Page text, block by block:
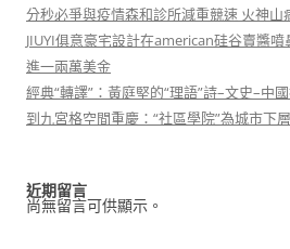
分秒必爭與疫情森和診所減重競速 火神
JIUYI俱意豪宅設計在american硅谷賣醬
進一兩萬美金
經典“轉譯”：黃庭堅的“理語”詩–文史–中
到九宮格空間重慶：“社區學院”為城市下
近期留言
尚無留言可供顯示。